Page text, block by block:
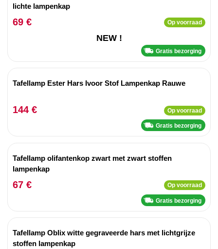
lichte lampenkap
69 € Op voorraad
NEW !
Gratis bezorging
Tafellamp Ester Hars Ivoor Stof Lampenkap Rauwe
144 € Op voorraad
Gratis bezorging
Tafellamp olifantenkop zwart met zwart stoffen
lampenkap
67 € Op voorraad
Gratis bezorging
Tafellamp Oblix witte gegraveerde hars met lichtgrijze
stoffen lampenkap